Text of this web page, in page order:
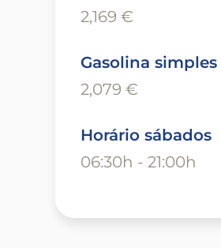
2,169 €
Gasolina simples
2,079 €
Horário sábados
06:30h - 21:00h